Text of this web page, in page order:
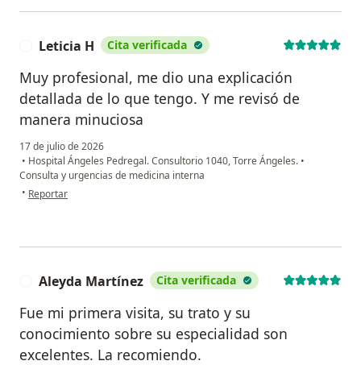
Leticia H Cita verificada
Muy profesional, me dio una explicación
detallada de lo que tengo. Y me revisó de
manera minuciosa
17 de julio de 2026
• Hospital Ángeles Pedregal. Consultorio 1040, Torre Ángeles. •
Consulta y urgencias de medicina interna
• en opinión del usuario Leticia H
Reportar
Aleyda Martínez Cita verificada
Fue mi primera visita, su trato y su
conocimiento sobre su especialidad son
excelentes. La recomiendo.